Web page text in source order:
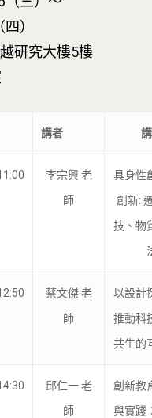
）
研究大樓5樓
講者
李宗興 老
師
具身性
創新:
技、物
蔡文傑 老
師
以設計
推動科
共生的
邱仁一 老
師
創新教
與實踐